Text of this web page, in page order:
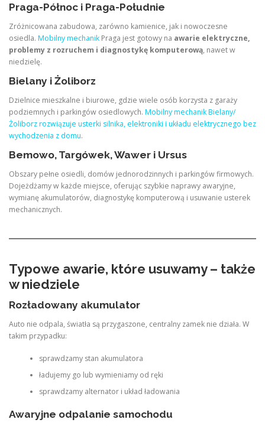
Praga-Północ i Praga-Południe
Zróżnicowana zabudowa, zarówno kamienice, jak i nowoczesne
osiedla. Mobilny mechanik Praga jest gotowy na awarie elektryczne,
problemy z rozruchem i diagnostykę komputerową, nawet w
niedzielę.
Bielany i Żoliborz
Dzielnice mieszkalne i biurowe, gdzie wiele osób korzysta z garaży
podziemnych i parkingów osiedlowych. Mobilny mechanik Bielany/
Żoliborz rozwiązuje usterki silnika, elektroniki i układu elektrycznego bez
wychodzenia z domu.
Bemowo, Targówek, Wawer i Ursus
Obszary pełne osiedli, domów jednorodzinnych i parkingów firmowych.
Dojeżdżamy w każde miejsce, oferując szybkie naprawy awaryjne,
wymianę akumulatorów, diagnostykę komputerową i usuwanie usterek
mechanicznych.
Typowe awarie, które usuwamy – także
w niedziele
Rozładowany akumulator
Auto nie odpala, światła są przygaszone, centralny zamek nie działa. W
takim przypadku:
sprawdzamy stan akumulatora
ładujemy go lub wymieniamy od ręki
sprawdzamy alternator i układ ładowania
Awaryjne odpalanie samochodu